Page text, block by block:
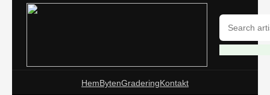
HemBytenGraderingKontakt